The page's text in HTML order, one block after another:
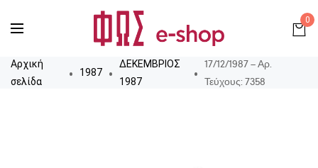
0
Αρχική
σελίδα
1987
ΔΕΚΕΜΒΡΙΟΣ
1987
17/12/1987 – Αρ.
Τεύχους: 7358